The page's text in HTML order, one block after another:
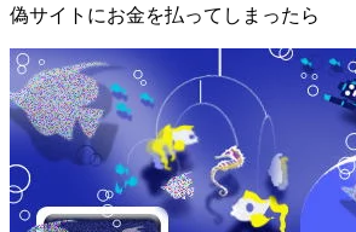
偽サイトにお金を払ってしまったら